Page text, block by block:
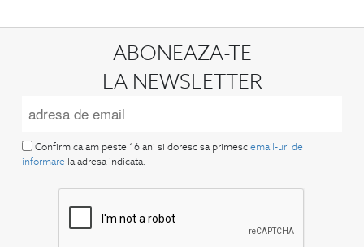
ABONEAZA-TE
LA NEWSLETTER
Confirm ca am peste 16 ani si doresc sa primesc email-uri de
informare la adresa indicata.